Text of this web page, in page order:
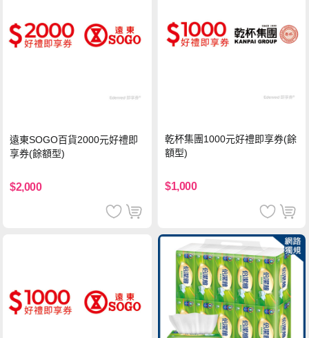
遠東SOGO百貨2000元好禮即
享券(餘額型)
$2,000
乾杯集團1000元好禮即享券(餘
額型)
$1,000